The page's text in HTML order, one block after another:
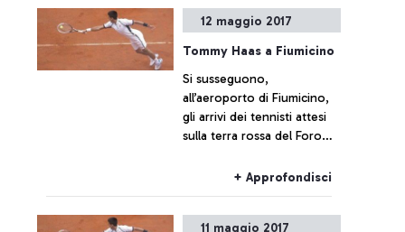
12 maggio 2017
Tommy Haas a Fiumicino
Si susseguono,
all’aeroporto di Fiumicino,
gli arrivi dei tennisti attesi
sulla terra rossa del Foro
+ Approfondisci
11 maggio 2017